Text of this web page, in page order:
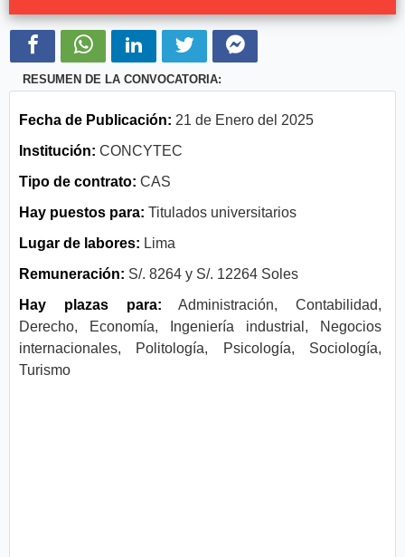
RESUMEN DE LA CONVOCATORIA:
Fecha de Publicación: 21 de Enero del 2025
Institución: CONCYTEC
Tipo de contrato: CAS
Hay puestos para: Titulados universitarios
Lugar de labores: Lima
Remuneración: S/. 8264 y S/. 12264 Soles
Hay plazas para: Administración, Contabilidad,
Derecho, Economía, Ingeniería industrial, Negocios
internacionales, Politología, Psicología, Sociología,
Turismo